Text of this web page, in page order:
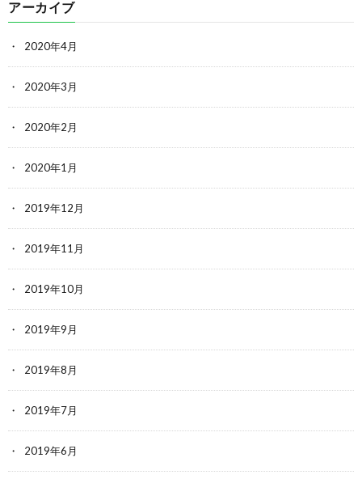
アーカイブ
2020年4月
2020年3月
2020年2月
2020年1月
2019年12月
2019年11月
2019年10月
2019年9月
2019年8月
2019年7月
2019年6月